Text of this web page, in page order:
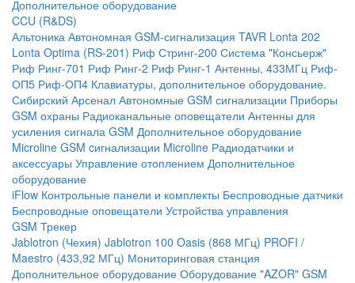
Дополнительное оборудование
CCU (R&DS)
Альтоника Автономная GSM-сигнализация TAVR Lonta 202
Lonta Optima (RS-201) Риф Стринг-200 Система "Консьерж"
Риф Ринг-701 Риф Ринг-2 Риф Ринг-1 Антенны, 433МГц Риф-
ОП5 Риф-ОП4 Клавиатуры, дополнительное оборудование.
Сибирский Арсенал Автономные GSM сигнализации Приборы
GSM охраны Радиоканальные оповещатели Антенны для
усиления сигнала GSM Дополнительное оборудование
Microline GSM cигнализации Microline Радиодатчики и
аксессуары Управление отоплением Дополнительное
оборудование
iFlow Контрольные панели и комплекты Беспроводные датчики
Беспроводные оповещатели Устройства управления
GSM Трекер
Jablotron (Чехия) Jablotron 100 Oasis (868 МГц) PROFI /
Maestro (433,92 МГц) Мониторинговая станция
Дополнительное оборудование Оборудование "AZOR" GSM